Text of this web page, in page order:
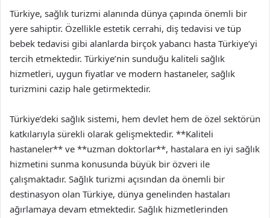
Türkiye, sağlık turizmi alanında dünya çapında önemli bir
yere sahiptir. Özellikle estetik cerrahi, diş tedavisi ve tüp
bebek tedavisi gibi alanlarda birçok yabancı hasta Türkiye’yi
tercih etmektedir. Türkiye’nin sunduğu kaliteli sağlık
hizmetleri, uygun fiyatlar ve modern hastaneler, sağlık
turizmini cazip hale getirmektedir.
Türkiye’deki sağlık sistemi, hem devlet hem de özel sektörün
katkılarıyla sürekli olarak gelişmektedir. **Kaliteli
hastaneler** ve **uzman doktorlar**, hastalara en iyi sağlık
hizmetini sunma konusunda büyük bir özveri ile
çalışmaktadır. Sağlık turizmi açısından da önemli bir
destinasyon olan Türkiye, dünya genelinden hastaları
ağırlamaya devam etmektedir. Sağlık hizmetlerinden